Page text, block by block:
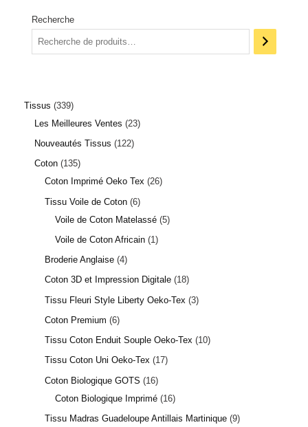
Recherche
Tissus 339
Les Meilleures Ventes
23
Nouveautés Tissus
122
Coton 135
Coton Imprimé Oeko Tex 26
Tissu Voile de Coton 6
Voile de Coton Matelassé 5
Voile de Coton Africain 1
Broderie Anglaise 4
Coton 3D et Impression Digitale 18
Tissu Fleuri Style Liberty Oeko-Tex 3
Coton Premium 6
Tissu Coton Enduit Souple Oeko-Tex
10
Tissu Coton Uni Oeko-Tex
17
Coton Biologique GOTS
16
Coton Biologique Imprimé 16
Tissu Madras Guadeloupe Antillais Martinique 9